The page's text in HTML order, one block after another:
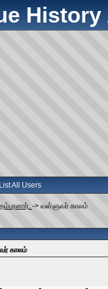
List All Users
-> வள்ளுவர்‌ காலம்‌
காலம்‌